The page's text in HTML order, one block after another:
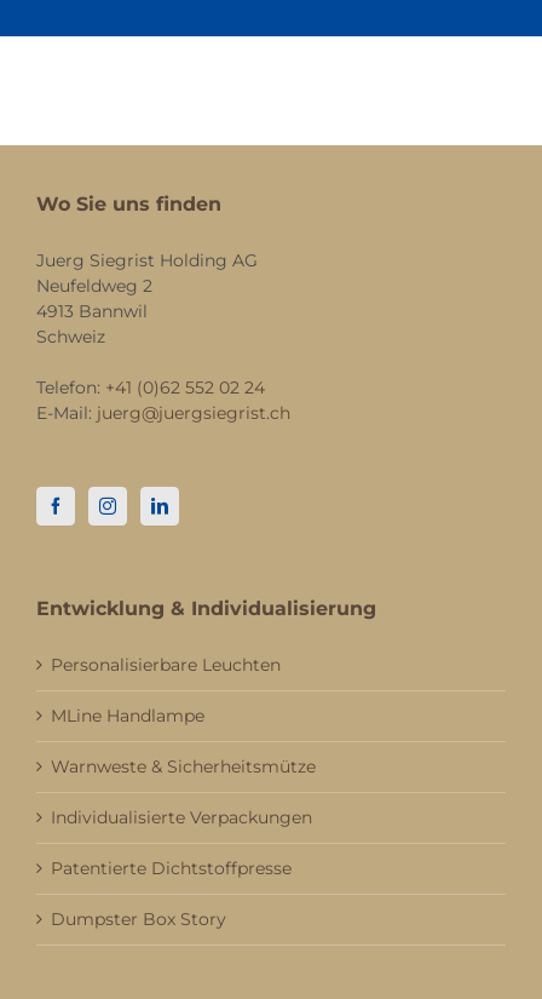
Wo Sie uns finden
Juerg Siegrist Holding AG
Neufeldweg 2
4913 Bannwil
Schweiz
Telefon: +41 (0)62 552 02 24
E-Mail: juerg@juergsiegrist.ch
Entwicklung & Individualisierung
Personalisierbare Leuchten
MLine Handlampe
Warnweste & Sicherheitsmütze
Individualisierte Verpackungen
Patentierte Dichtstoffpresse
Dumpster Box Story